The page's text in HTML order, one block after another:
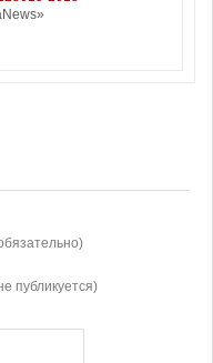
публикуется)